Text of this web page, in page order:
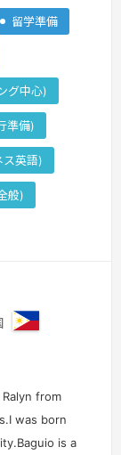
留学準備
グ中心)
準備)
英語)
般)
ピ
ン
Ralyn from
was born
is a